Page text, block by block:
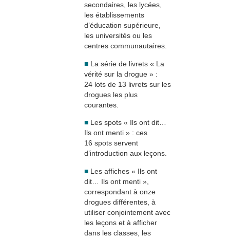
secondaires, les lycées,
les établissements
d’éducation supérieure,
les universités ou les
centres communautaires.
■ La série de livrets « La
vérité sur la drogue » :
24 lots de 13 livrets sur les
drogues les plus
courantes.
■ Les spots « Ils ont dit…
Ils ont menti » : ces
16 spots servent
d’introduction aux leçons.
■ Les affiches « Ils ont
dit… Ils ont menti »,
correspondant à onze
drogues différentes, à
utiliser conjointement avec
les leçons et à afficher
dans les classes, les